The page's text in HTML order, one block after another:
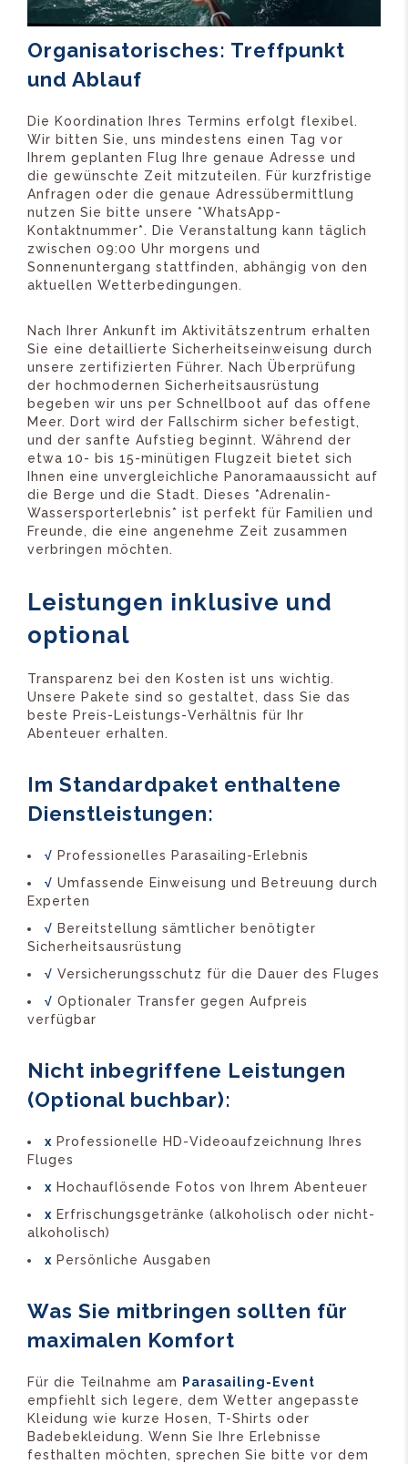
Organisatorisches: Treffpunkt
und Ablauf
Die Koordination Ihres Termins erfolgt flexibel.
Wir bitten Sie, uns mindestens einen Tag vor
Ihrem geplanten Flug Ihre genaue Adresse und
die gewünschte Zeit mitzuteilen. Für kurzfristige
Anfragen oder die genaue Adressübermittlung
nutzen Sie bitte unsere *WhatsApp-
Kontaktnummer*. Die Veranstaltung kann täglich
zwischen 09:00 Uhr morgens und
Sonnenuntergang stattfinden, abhängig von den
aktuellen Wetterbedingungen.
Nach Ihrer Ankunft im Aktivitätszentrum erhalten
Sie eine detaillierte Sicherheitseinweisung durch
unsere zertifizierten Führer. Nach Überprüfung
der hochmodernen Sicherheitsausrüstung
begeben wir uns per Schnellboot auf das offene
Meer. Dort wird der Fallschirm sicher befestigt,
und der sanfte Aufstieg beginnt. Während der
etwa 10- bis 15-minütigen Flugzeit bietet sich
Ihnen eine unvergleichliche Panoramaaussicht auf
die Berge und die Stadt. Dieses *Adrenalin-
Wassersporterlebnis* ist perfekt für Familien und
Freunde, die eine angenehme Zeit zusammen
verbringen möchten.
Leistungen inklusive und
optional
Transparenz bei den Kosten ist uns wichtig.
Unsere Pakete sind so gestaltet, dass Sie das
beste Preis-Leistungs-Verhältnis für Ihr
Abenteuer erhalten.
Im Standardpaket enthaltene
Dienstleistungen:
√ Professionelles Parasailing-Erlebnis
√ Umfassende Einweisung und Betreuung durch
Experten
√ Bereitstellung sämtlicher benötigter
Sicherheitsausrüstung
√ Versicherungsschutz für die Dauer des Fluges
√ Optionaler Transfer gegen Aufpreis
verfügbar
Nicht inbegriffene Leistungen
(Optional buchbar):
x Professionelle HD-Videoaufzeichnung Ihres
Fluges
x Hochauflösende Fotos von Ihrem Abenteuer
x Erfrischungsgetränke (alkoholisch oder nicht-
alkoholisch)
x Persönliche Ausgaben
Was Sie mitbringen sollten für
maximalen Komfort
Für die Teilnahme am
Parasailing-Event
empfiehlt sich legere, dem Wetter angepasste
Kleidung wie kurze Hosen, T-Shirts oder
Badebekleidung. Wenn Sie Ihre Erlebnisse
festhalten möchten, sprechen Sie bitte vor dem